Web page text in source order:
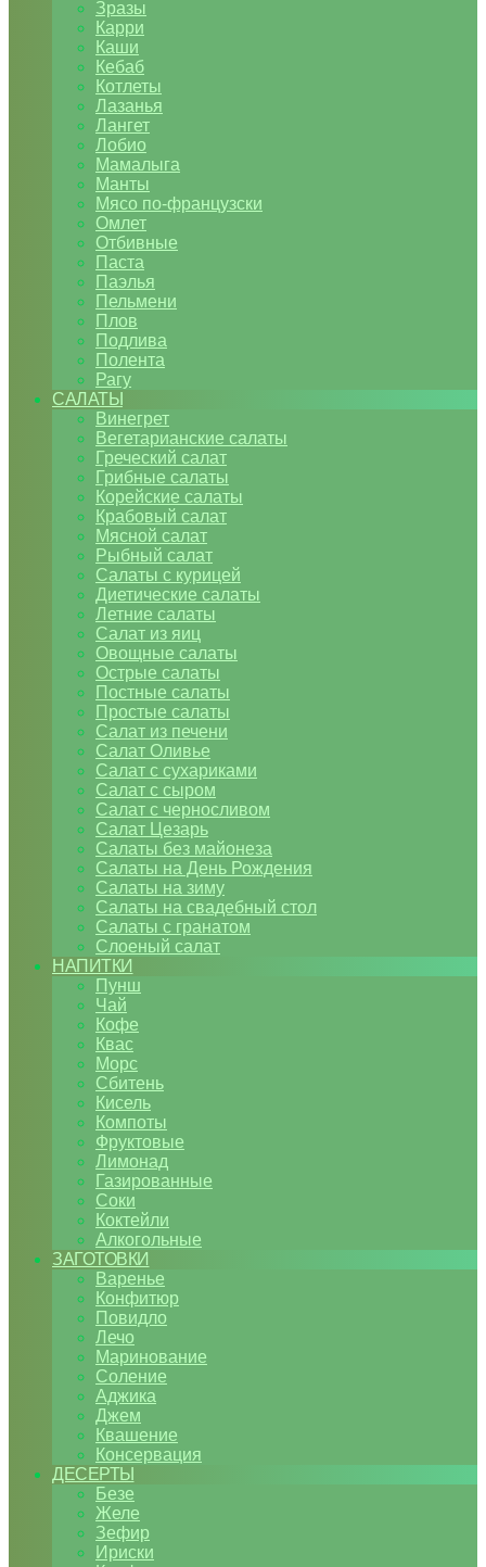
Зразы
Карри
Каши
Кебаб
Котлеты
Лазанья
Лангет
Лобио
Мамалыга
Манты
Мясо по-французски
Омлет
Отбивные
Паста
Паэлья
Пельмени
Плов
Подлива
Полента
Рагу
САЛАТЫ
Винегрет
Вегетарианские салаты
Греческий салат
Грибные салаты
Корейские салаты
Крабовый салат
Мясной салат
Рыбный салат
Салаты с курицей
Диетические салаты
Летние салаты
Салат из яиц
Овощные салаты
Острые салаты
Постные салаты
Простые салаты
Салат из печени
Салат Оливье
Салат с сухариками
Салат с сыром
Салат с черносливом
Салат Цезарь
Салаты без майонеза
Салаты на День Рождения
Салаты на зиму
Салаты на свадебный стол
Салаты с гранатом
Слоеный салат
НАПИТКИ
Пунш
Чай
Кофе
Квас
Морс
Сбитень
Кисель
Компоты
Фруктовые
Лимонад
Газированные
Соки
Коктейли
Алкогольные
ЗАГОТОВКИ
Варенье
Конфитюр
Повидло
Лечо
Маринование
Соление
Аджика
Джем
Квашение
Консервация
ДЕСЕРТЫ
Безе
Желе
Зефир
Ириски